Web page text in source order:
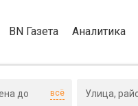
BN Газета Аналитика
всё